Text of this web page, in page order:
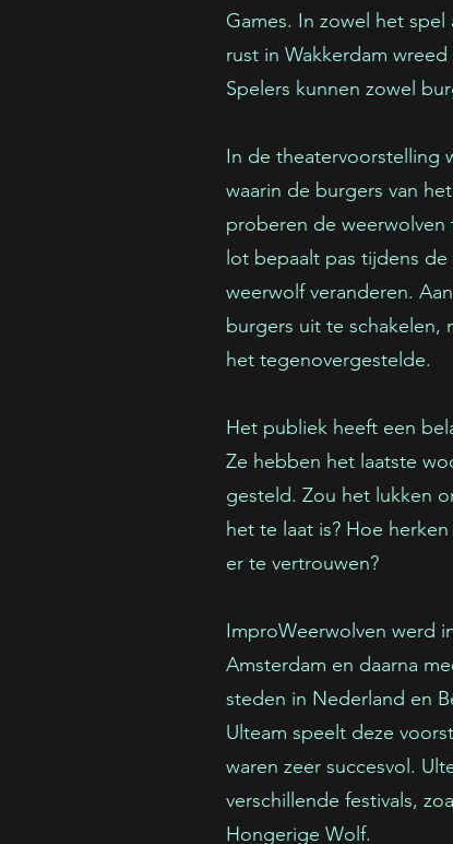
Games. In zowel het
rust in Wakkerdam
Spelers kunnen zowel
In de theatervoorstelling
waarin de burgers van
proberen de
lot bepaalt pas tijdens
weerwolf veranderen.
burgers uit te schakelen,
het tegenovergestelde.
Het publiek heeft een
Ze hebben het laatste
gesteld. Zou het lukken
het te laat is? Hoe
er te vertrouwen?
ImproWeerwolven werd
Amsterdam en daarna
steden in Nederland en
Ulteam speelt deze
waren zeer succesvol.
verschillende festivals,
Hongerige Wolf.